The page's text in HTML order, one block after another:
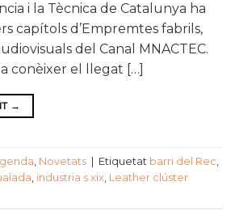
i la Tècnica de Catalunya ha
capítols d’Empremtes fabrils,
del Canal MNACTEC.
conèixer el llegat […]
→
Novetats | Etiquetat barri del Rec
industria s xix Leather clúster